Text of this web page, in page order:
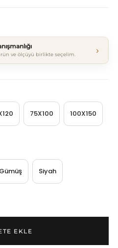
ve ölçüyü birlikte seçelim. ›
75X100 100X150
Gümüş Siyah